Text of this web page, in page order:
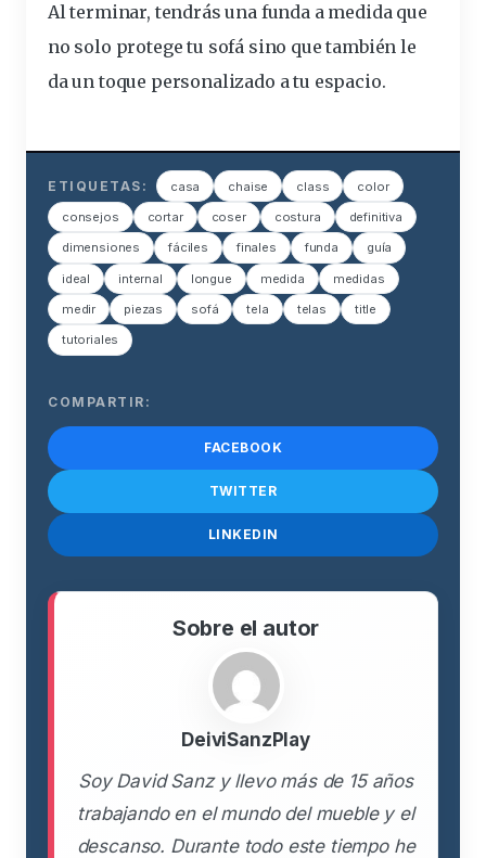
Al terminar, tendrás una funda a medida que
no solo protege tu sofá sino que también le
da un toque personalizado a tu espacio.
ETIQUETAS: casa chaise class color
consejos cortar coser costura definitiva
dimensiones fáciles finales funda guía
ideal internal longue medida medidas
medir piezas sofá tela telas title
tutoriales
COMPARTIR:
FACEBOOK
TWITTER
LINKEDIN
Sobre el autor
DeiviSanzPlay
Soy David Sanz y llevo más de 15 años
trabajando en el mundo del mueble y el
descanso. Durante todo este tiempo he